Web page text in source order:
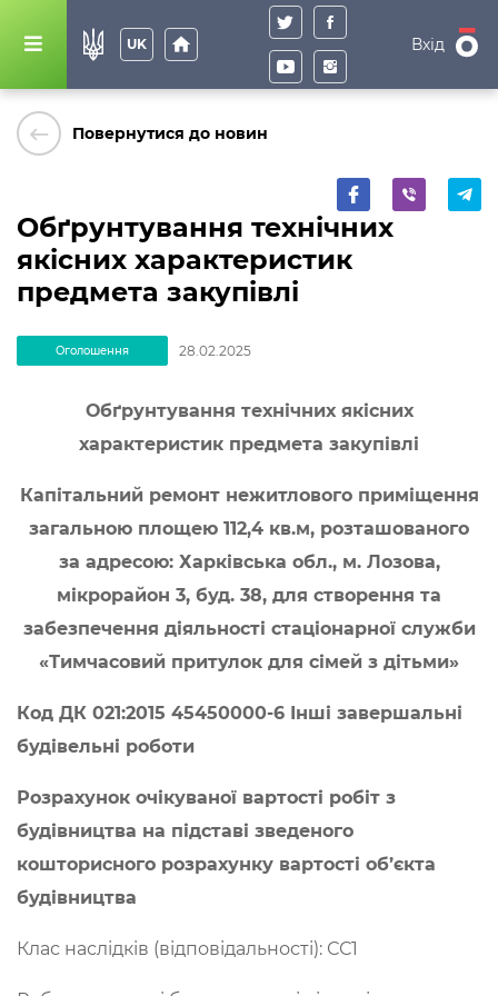
UK home Вхід
keyboard_backspace Повернутися до новин
Обґрунтування технічних
якісних характеристик
предмета закупівлі
Оголошення 28.02.2025
Обґрунтування технічних якісних
характеристик предмета закупівлі
Капітальний ремонт нежитлового приміщення
загальною площею 112,4 кв.м, розташованого
за адресою: Харківська обл., м. Лозова,
мікрорайон 3, буд. 38, для створення та
забезпечення діяльності стаціонарної служби
«Тимчасовий притулок для сімей з дітьми»
Код ДК 021:2015 45450000-6 Інші завершальні
будівельні роботи
Розрахунок очікуваної вартості робіт з
будівництва на підставі зведеного
кошторисного розрахунку вартості об’єкта
будівництва
Клас наслідків (відповідальності): СС1